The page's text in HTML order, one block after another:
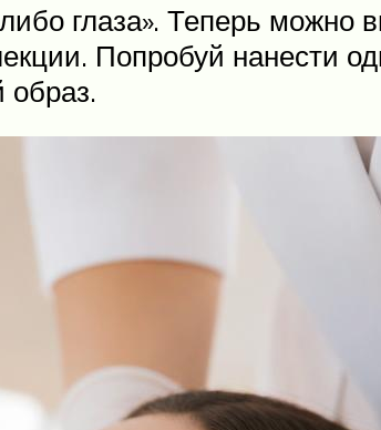
глаза». Теперь можно
Попробуй нанести
образ.